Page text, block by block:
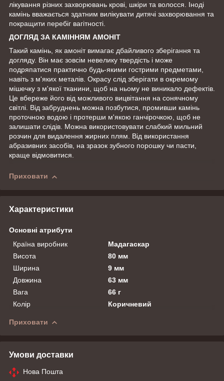
лікування різних захворювань крові, шкіри та волосся. Іноді
камінь вважається здатним вилікувати дитячі захворювання та
покращити перебіг вагітності.
ДОГЛЯД ЗА КАМІННЯМ АМОНІТ
Такий камінь, як амоніт вимагає дбайливого зберігання та
догляду. Він має зовсім невелику твердість і може
подряпатися практично будь-якими гострими предметами,
навіть з м'яких металів. Окрасу слід зберігати в окремому
мішечку з м'якої тканини, щоб на ньому не виникало дефектів.
Це вбереже його від можливого вицвітання на сонячному
світлі. Від забруднень можна позбутися, промивши камінь
проточною водою і протерши м'якою ганчірочкою, щоб не
залишати слідів. Можна використовувати слабкий мильний
розчин для видалення жирних плям. Від використання
абразивних засобів, на зразок зубного порошку чи пасти,
краще відмовитися.
Приховати
Характеристики
Основні атрибути
Країна виробник
Мадагаскар
Висота
80 мм
Ширина
9 мм
Довжина
63 мм
Вага
66 г
Колір
Коричневий
Приховати
Умови доставки
Нова Пошта